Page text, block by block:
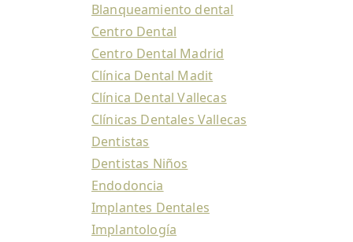
Blanqueamiento dental
Centro Dental
Centro Dental Madrid
Clínica Dental Madit
Clínica Dental Vallecas
Clínicas Dentales Vallecas
Dentistas
Dentistas Niños
Endodoncia
Implantes Dentales
Implantología